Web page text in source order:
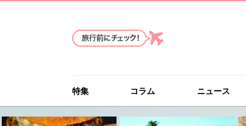
特集 コラム ニュース